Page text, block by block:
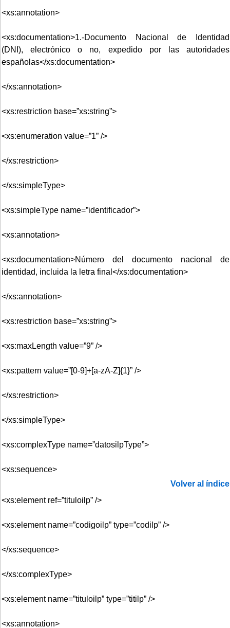
<xs:annotation>
<xs:documentation>1.-Documento Nacional de Identidad
(DNI), electrónico o no, expedido por las autoridades
españolas</xs:documentation>
</xs:annotation>
<xs:restriction base=”xs:string”>
<xs:enumeration value=”1” />
</xs:restriction>
</xs:simpleType>
<xs:simpleType name=”identificador”>
<xs:annotation>
<xs:documentation>Número del documento nacional de
identidad, incluida la letra final</xs:documentation>
</xs:annotation>
<xs:restriction base=”xs:string”>
<xs:maxLength value=”9” />
<xs:pattern value=”[0-9]+[a-zA-Z]{1}” />
</xs:restriction>
</xs:simpleType>
<xs:complexType name=”datosilpType”>
<xs:sequence>
Volver al índice
<xs:element ref=”tituloilp” />
<xs:element name=”codigoilp” type=”codilp” />
</xs:sequence>
</xs:complexType>
<xs:element name=”tituloilp” type=”titilp” />
<xs:annotation>